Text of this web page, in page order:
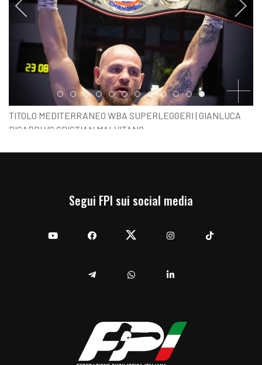
Item 0Item 1Item 2Item 3Item 4Item 5Item 6Item 7Item 8Item 9Item 10
Item 11
TITOLO MEDITERRANEO WBA SUPERLEGGERI | GIANLUCA
PICARDI VS CRISTIAN MALVITANO
FOTO MARCO LUONGO
Segui FPI sui social media